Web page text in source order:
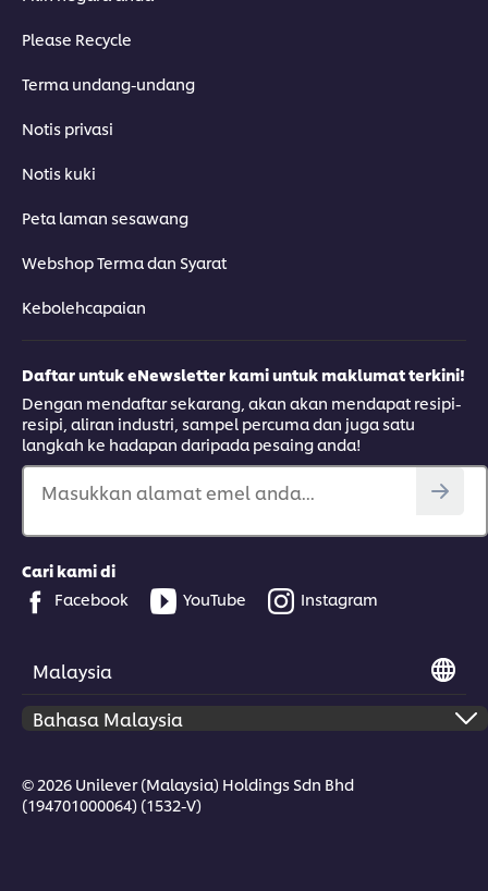
Please Recycle
Terma undang-undang
Notis privasi
Notis kuki
Peta laman sesawang
Webshop Terma dan Syarat
Kebolehcapaian
Daftar untuk eNewsletter kami untuk maklumat terkini!
Dengan mendaftar sekarang, akan akan mendapat resipi-
resipi, aliran industri, sampel percuma dan juga satu
langkah ke hadapan daripada pesaing anda!
Masukkan alamat emel anda...
Cari kami di
Facebook
YouTube Instagram
Malaysia
© 2026 Unilever (Malaysia) Holdings Sdn Bhd
(194701000064) (1532-V)